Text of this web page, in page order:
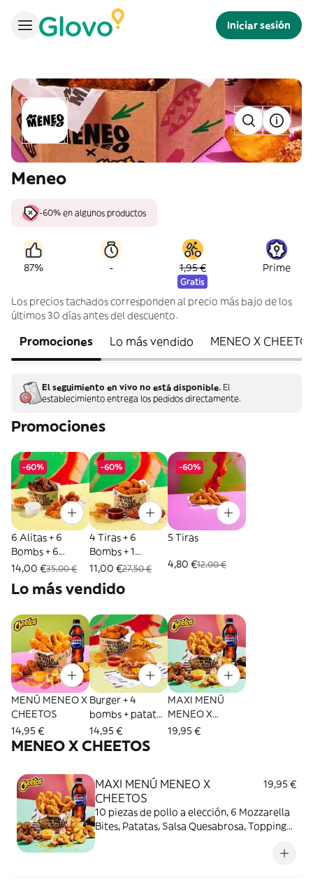
Iniciar sesión
Meneo
-60% en algunos productos
87% - 1,95 €
Gratis
Prime
Los precios tachados corresponden al precio más bajo de los
últimos 30 días antes del descuento.
Promociones Lo más vendido MENEO X
El seguimiento en vivo no está disponible. El
establecimiento entrega los pedidos directamente.
Promociones
-60%
6 Alitas + 6
Bombs + 6
Mozzarella Bites
Topping
14,00 €35,00 €
-60%
4 Tiras + 6
Bombs + 1
Topping + 1 Salsa
11,00 €27,50 €
-60%
5 Tiras
4,80 €12,00 €
Lo más vendido
MENÚ MENEO X
CHEETOS
14,95 €
Burger + 4
bombs + patatas
S + topping +
salsa
14,95 €
MAXI MENÚ
MENEO X
CHEETOS
19,95 €
MENEO X CHEETOS
MAXI MENÚ MENEO X
CHEETOS
19,95 €
10 piezas de pollo a elección, 6 Mozzarella
Bites, Patatas, Salsa Quesabrosa, Topping